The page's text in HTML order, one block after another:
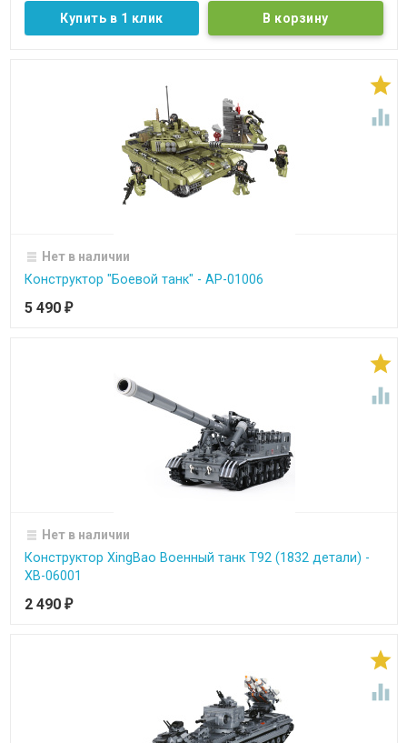
Купить в 1 клик


Нет в наличии
Конструктор "Боевой танк" - АР-01006
5 490 ₽


Нет в наличии
Конструктор XingBao Военный танк T92 (1832 детали) -
XB-06001
2 490 ₽

